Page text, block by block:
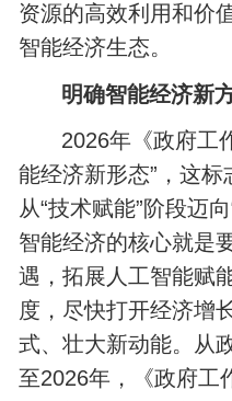
资源的高效利用和价
智能经济生态。
明确智能经济新
2026年《政府工
能经济新形态”，这
从“技术赋能”阶段迈
智能经济的核心就是
遇，拓展人工智能赋
度，尽快打开经济增
式、壮大新动能。从
至2026年，《政府工